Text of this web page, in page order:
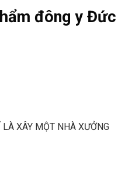
đông y
XÂY MỘT NHÀ XƯỞNG